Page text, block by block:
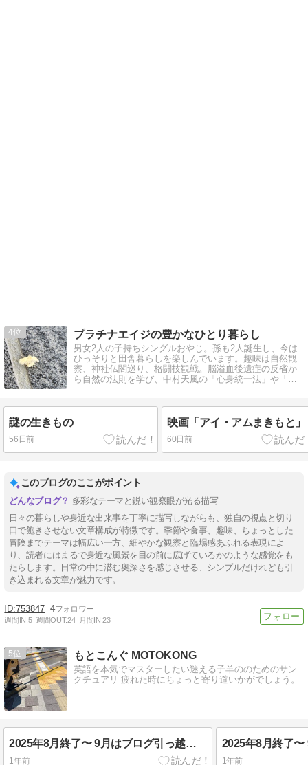
4 プラチナエイジの豊かなひとり暮らし
男女2人の子持ちシングルおやじ。孫も2人誕生し、今は
ひっそりと田舎暮らしを楽しんでいます。趣味は自然観
察、神社仏閣巡り、格闘技観戦。脳溢血後遺症の反省か
ら自然の法則を学び、中村天風の「心身統一法」や「西
謎の生きもの
56日前
映画「アイ・アムまきもと」
60日前
このブログのここがポイント
多彩なテーマと鋭い観察眼が光る描写
日々の暮らしや身近な出来事を丁寧に描写しながらも、独自の視点と切り
口で飽きさせない文章構成が特徴です。季節や食事、趣味、ちょっとした
冒険までテーマは幅広い一方、細やかな観察と臨場感あふれる表現によ
り、読者にはまるで身近な風景を目の前に広げているかのような感覚をも
たらします。日常の中に潜む奥深さを感じさせる、シンプルだけれども引
き込まれる文章が魅力です。
753847 4
週間IN:5 週間OUT:24 月間IN:23
5 もとこんぐ MOTOKONG
英語を本気でマスターしたい迷える子羊ののためのサン
クチュアリ 疲れた時にちょっと寄り道いかがでしょう。
2025年8月終了〜 9月はブログ引っ越し準備
1年前 1年前